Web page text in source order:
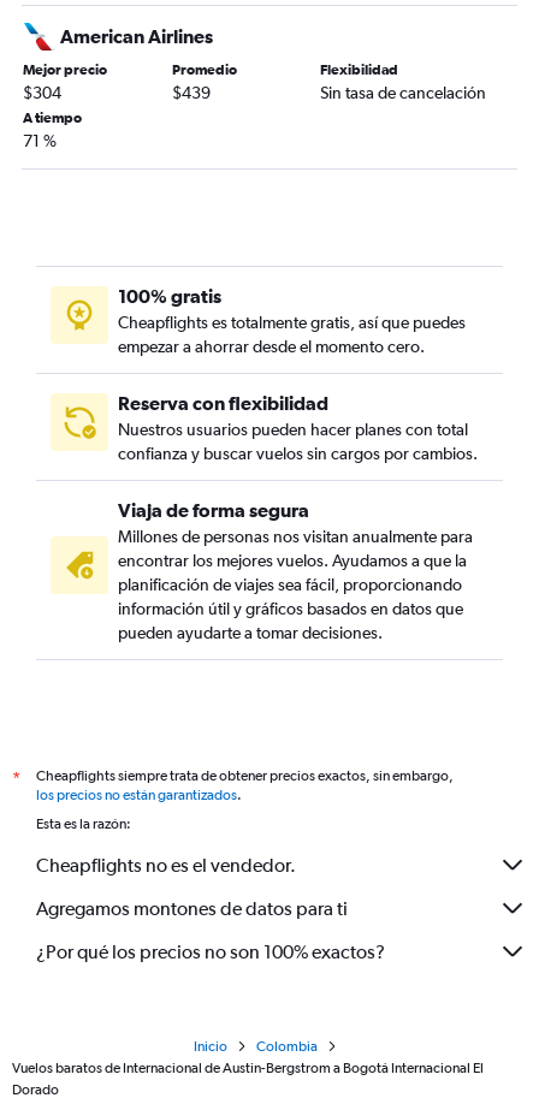
American Airlines
Mejor precio
$304
Promedio
$439
Flexibilidad
Sin tasa de cancelación
A tiempo
71 %
100% gratis
Cheapflights es totalmente gratis, así que puedes
empezar a ahorrar desde el momento cero.
Reserva con flexibilidad
Nuestros usuarios pueden hacer planes con total
confianza y buscar vuelos sin cargos por cambios.
Viaja de forma segura
Millones de personas nos visitan anualmente para
encontrar los mejores vuelos. Ayudamos a que la
planificación de viajes sea fácil, proporcionando
información útil y gráficos basados en datos que
pueden ayudarte a tomar decisiones.
*
Cheapflights siempre trata de obtener precios exactos, sin embargo,
los precios no están garantizados.
Esta es la razón:
Cheapflights no es el vendedor.
Agregamos montones de datos para ti
¿Por qué los precios no son 100% exactos?
Inicio
Colombia
Vuelos baratos de Internacional de Austin-Bergstrom a Bogotá Internacional El
Dorado